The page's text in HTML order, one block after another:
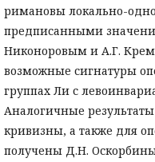
римановы локально-
предписанными
Никоноровым и А.Г.
возможные сигнатуры
группах Ли с
Аналогичные
кривизны, а также для
получены Д.Н.